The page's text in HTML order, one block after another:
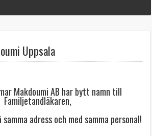
Uppsala
Makdoumi AB har bytt namn till
Familjetandläkaren,
adress och med samma personal!